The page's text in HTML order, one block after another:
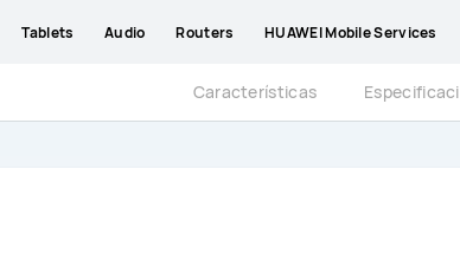
Tablets Audio Routers HUAWEI Mobile Services
Características